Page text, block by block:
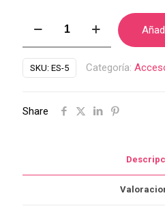
para
timbal
5
SKU: ES-5 Categoría:
Share